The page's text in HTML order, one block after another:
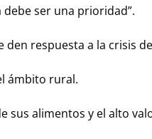
ser una prioridad”.
respuesta a la crisis
ámbito rural.
sus alimentos y el alto